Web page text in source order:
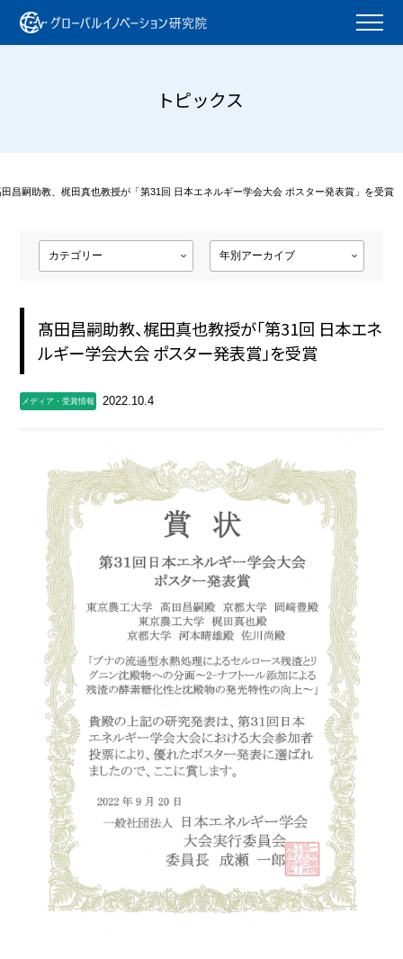
トピックス
田昌嗣助教、梶田真也教授が「第31回 日本エネルギー学会大会 ポスター発表賞」を受賞
髙田昌嗣助教、梶田真也教授が「第31回 日本エネ
ルギー学会大会 ポスター発表賞」を受賞
メディア・受賞情報 2022.10.4